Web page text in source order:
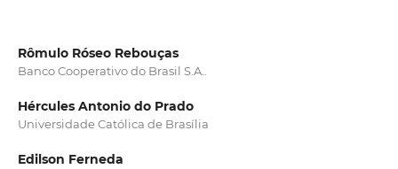
Rômulo Róseo Rebouças
Banco Cooperativo do Brasil S.A..
Hércules Antonio do Prado
Universidade Católica de Brasília
Edilson Ferneda